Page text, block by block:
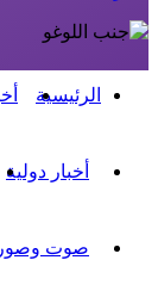
الرئيسية
أخبار دولية
صوت